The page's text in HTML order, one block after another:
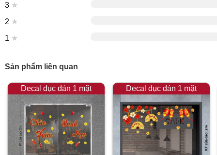
3 ★
2 ★
1 ★
Sản phẩm liên quan
Decal đục dán 1 mặt Decal đục dán 1 mặt